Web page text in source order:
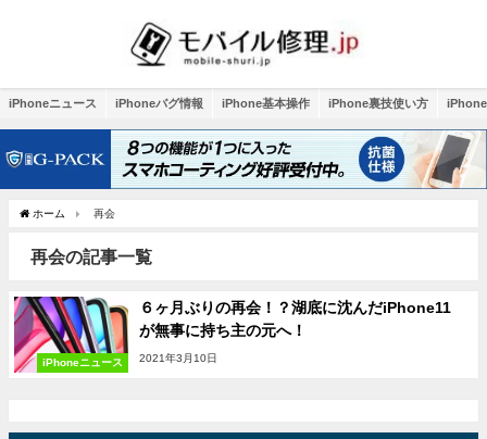
iPhoneニュース iPhoneバグ情報 iPhone基本操作 iPhone裏技使い方
ホーム 再会
再会の記事一覧
iPhoneニュース
６ヶ月ぶりの再会！？湖底に沈んだiPhone11
が無事に持ち主の元へ！
2021年3月10日